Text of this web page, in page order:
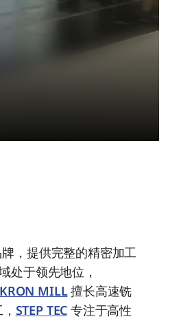
，提供完整的精密加工
处于领先地位，
MILL擅长高速铣
STEP TEC 专注于高性